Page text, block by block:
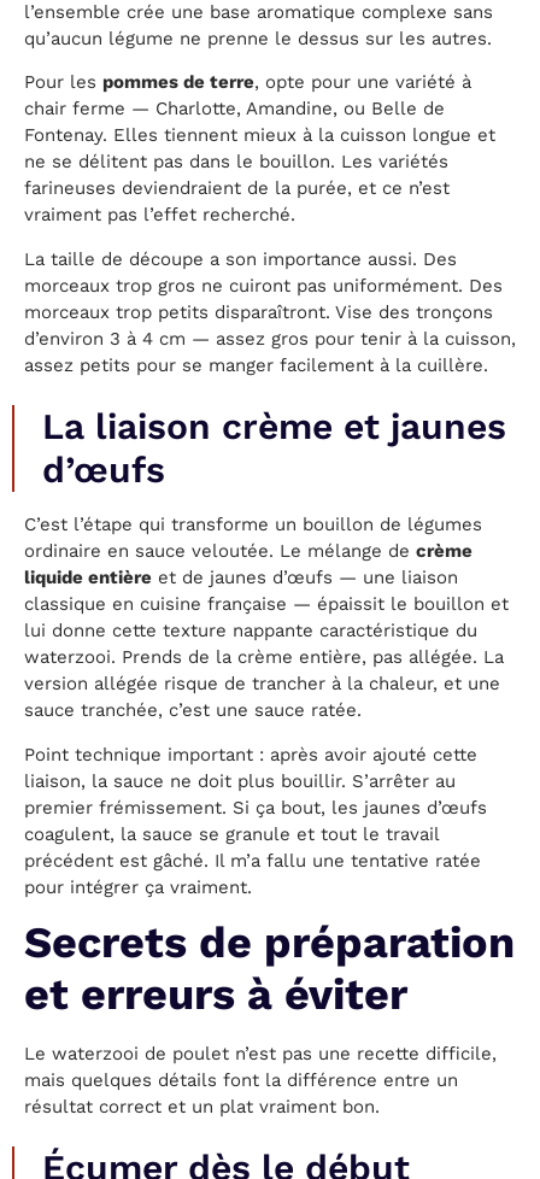
l’ensemble crée une base aromatique complexe sans
qu’aucun légume ne prenne le dessus sur les autres.
Pour les pommes de terre, opte pour une variété à
chair ferme — Charlotte, Amandine, ou Belle de
Fontenay. Elles tiennent mieux à la cuisson longue et
ne se délitent pas dans le bouillon. Les variétés
farineuses deviendraient de la purée, et ce n’est
vraiment pas l’effet recherché.
La taille de découpe a son importance aussi. Des
morceaux trop gros ne cuiront pas uniformément. Des
morceaux trop petits disparaîtront. Vise des tronçons
d’environ 3 à 4 cm — assez gros pour tenir à la cuisson,
assez petits pour se manger facilement à la cuillère.
La liaison crème et jaunes
d’œufs
C’est l’étape qui transforme un bouillon de légumes
ordinaire en sauce veloutée. Le mélange de crème
liquide entière et de jaunes d’œufs — une liaison
classique en cuisine française — épaissit le bouillon et
lui donne cette texture nappante caractéristique du
waterzooi. Prends de la crème entière, pas allégée. La
version allégée risque de trancher à la chaleur, et une
sauce tranchée, c’est une sauce ratée.
Point technique important : après avoir ajouté cette
liaison, la sauce ne doit plus bouillir. S’arrêter au
premier frémissement. Si ça bout, les jaunes d’œufs
coagulent, la sauce se granule et tout le travail
précédent est gâché. Il m’a fallu une tentative ratée
pour intégrer ça vraiment.
Secrets de préparation
et erreurs à éviter
Le waterzooi de poulet n’est pas une recette difficile,
mais quelques détails font la différence entre un
résultat correct et un plat vraiment bon.
Écumer dès le début